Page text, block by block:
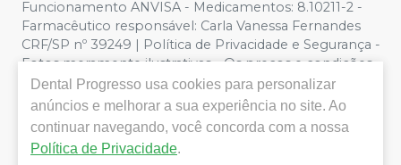
Funcionamento ANVISA - Medicamentos: 8.10211-2 -
Farmacêutico responsável: Carla Vanessa Fernandes
CRF/SP nº 39249 | Política de Privacidade e Segurança -
Fotos meramente ilustrativas - Os preços e condições
da loja virtual estão sujeitos a alterações. Em caso de
divergência de preços no site, o valor válido é o do
Carrinho de Compra. Não vendemos por atacado por
isso nos reservamos o direito de não atender compras
de grandes volumes pelo site.
Dental Progresso usa cookies para personalizar
anúncios e melhorar a sua experiência no site. Ao
continuar navegando, você concorda com a nossa
Política de Privacidade.